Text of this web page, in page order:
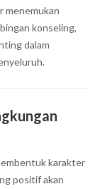
menemukan
konseling,
dalam
karakter
positif akan